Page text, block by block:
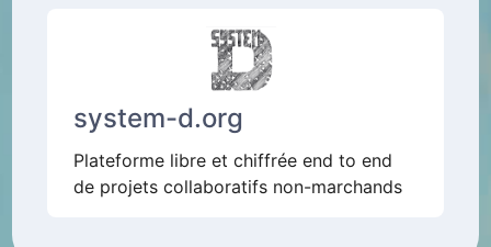
system-d.org
Plateforme libre et chiffrée end to end
de projets collaboratifs non-marchands